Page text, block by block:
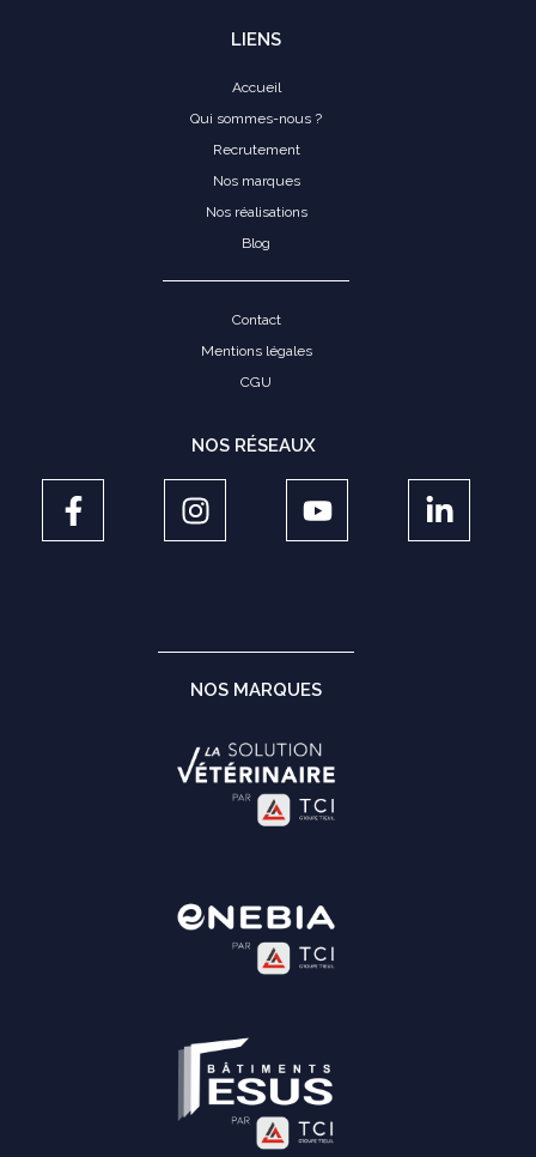
LIENS
Accueil
Qui sommes-nous ?
Recrutement
Nos marques
Nos réalisations
Blog
Contact
Mentions légales
CGU
NOS RÉSEAUX
NOS MARQUES